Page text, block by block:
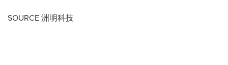
SOURCE 洲明科技